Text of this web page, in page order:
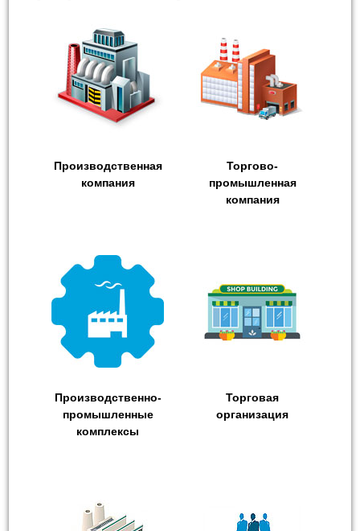
Производственная
компания
Торгово-
промышленная
компания
Производственно-
промышленные
комплексы
Торговая
организация